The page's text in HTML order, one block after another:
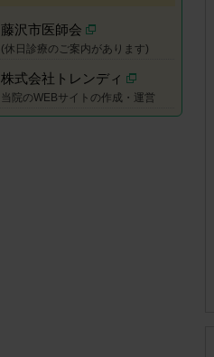
藤沢市医師会
(休日診療のご案内があります)
株式会社トレンディ
当院のWEBサイトの作成・運営